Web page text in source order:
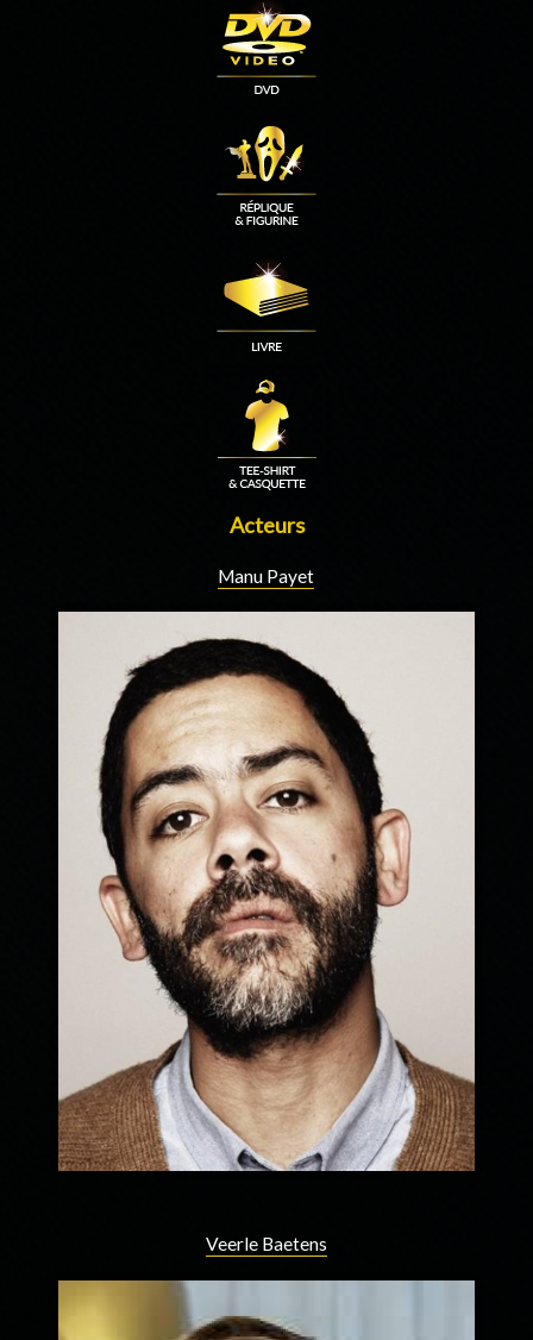
Acteurs
Manu Payet
Veerle Baetens